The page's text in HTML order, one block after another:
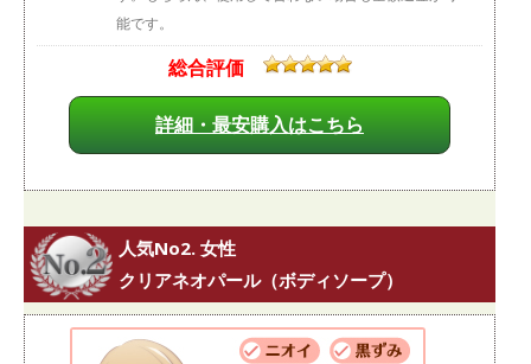
能です。
総合評価
詳細・最安購入はこちら
人気No2. 女性
クリアネオパール（ボディソープ）